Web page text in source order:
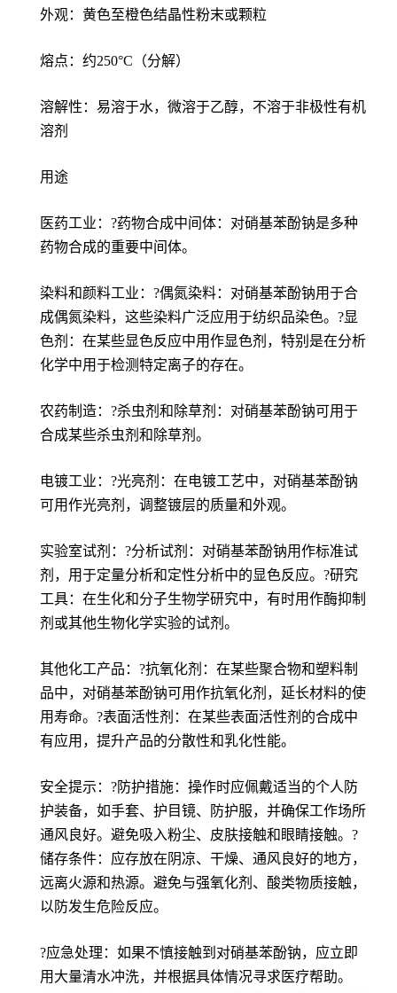
外观：黄色至橙色结晶性粉末或颗粒
熔点：约250°C（分解）
溶解性：易溶于水，微溶于乙醇，不溶于非极性有机
溶剂
用途
医药工业：?药物合成中间体：对硝基苯酚钠是多种
药物合成的重要中间体。
染料和颜料工业：?偶氮染料：对硝基苯酚钠用于合
成偶氮染料，这些染料广泛应用于纺织品染色。?显
色剂：在某些显色反应中用作显色剂，特别是在分析
化学中用于检测特定离子的存在。
农药制造：?杀虫剂和除草剂：对硝基苯酚钠可用于
合成某些杀虫剂和除草剂。
电镀工业：?光亮剂：在电镀工艺中，对硝基苯酚钠
可用作光亮剂，调整镀层的质量和外观。
实验室试剂：?分析试剂：对硝基苯酚钠用作标准试
剂，用于定量分析和定性分析中的显色反应。?研究
工具：在生化和分子生物学研究中，有时用作酶抑制
剂或其他生物化学实验的试剂。
其他化工产品：?抗氧化剂：在某些聚合物和塑料制
品中，对硝基苯酚钠可用作抗氧化剂，延长材料的使
用寿命。?表面活性剂：在某些表面活性剂的合成中
有应用，提升产品的分散性和乳化性能。
安全提示：?防护措施：操作时应佩戴适当的个人防
护装备，如手套、护目镜、防护服，并确保工作场所
通风良好。避免吸入粉尘、皮肤接触和眼睛接触。?
储存条件：应存放在阴凉、干燥、通风良好的地方，
远离火源和热源。避免与强氧化剂、酸类物质接触，
以防发生危险反应。
?应急处理：如果不慎接触到对硝基苯酚钠，应立即
用大量清水冲洗，并根据具体情况寻求医疗帮助。